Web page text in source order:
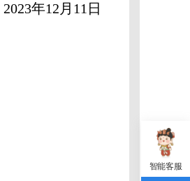
2023年12月11日
智能客服